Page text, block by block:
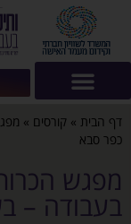
דף הבית » קורסים »
כפר סבא
מפגש
בעבודה –